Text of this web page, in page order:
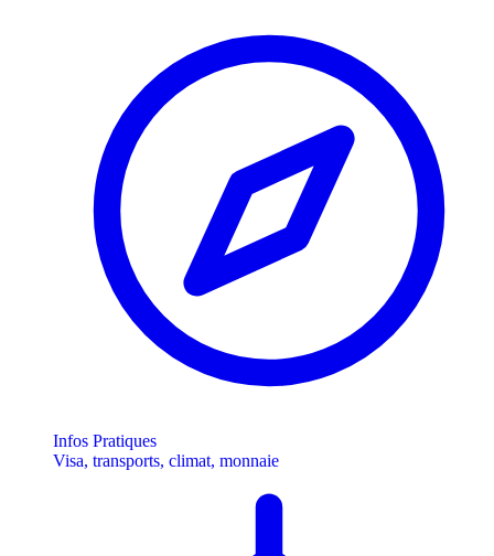
Infos Pratiques
Visa, transports, climat, monnaie